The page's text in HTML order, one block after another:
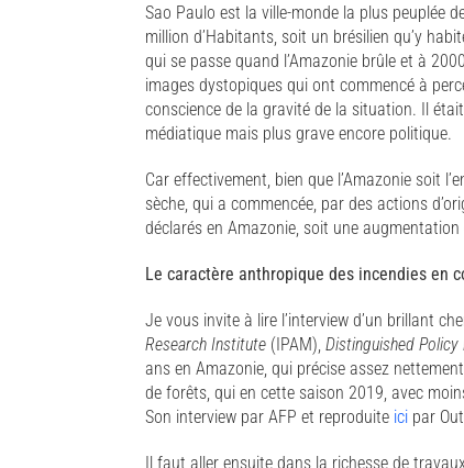
Sao Paulo est la ville-monde la plus peuplée
million d’Habitants, soit un brésilien qu’y
qui se passe quand l’Amazonie brûle et à
images dystopiques qui ont commencé à
conscience de la gravité de la situation. Il
médiatique mais plus grave encore politique.
Car effectivement, bien que l’Amazonie soit
sèche, qui a commencée, par des actions
déclarés en Amazonie, soit une
Le caractère anthropique des incendies en
Je vous invite à lire l’interview d’un brillant
Research Institute (IPAM), Distinguished
ans en Amazonie, qui précise assez
de forêts, qui en cette saison 2019, avec
Son interview par AFP et reproduite ici par
Il faut aller ensuite dans la richesse de